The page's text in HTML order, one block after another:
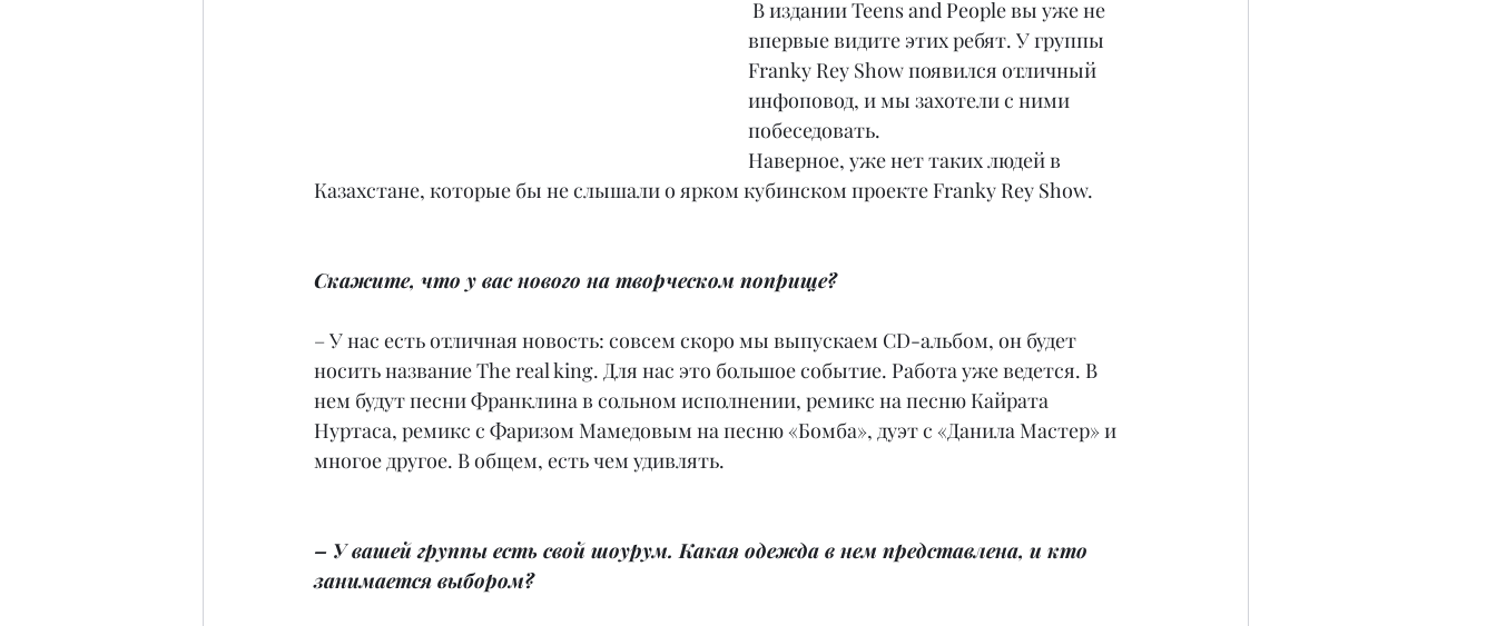
впервые видите этих ребят. У группы
Franky Rey Show появился отличный
инфоповод, и мы захотели с ними
побеседовать.
Наверное, уже нет таких людей в
Казахстане, которые бы не слышали о ярком кубинском проекте Franky Rey Show.
Скажите, что у вас нового на творческом поприще?
– У нас есть отличная новость: совсем скоро мы выпускаем CD-альбом, он будет
носить название The real king. Для нас это большое событие. Работа уже ведется. В
нем будут песни Франклина в сольном исполнении, ремикс на песню Кайрата
Нуртаса, ремикс с Фаризом Мамедовым на песню «Бомба», дуэт с «Данила Мастер» и
многое другое. В общем, есть чем удивлять.
– У вашей группы есть свой шоурум. Какая одежда в нем представлена, и кто
занимается выбором?